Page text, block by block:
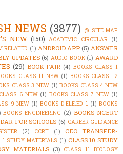
NEWS (3877) @ SITE MAP
NEW (150) ACADEMIC CIRCULAR (1)
RELATED (1) ANDROID APP (5) ANSWER
UPDATES (6) AUDIO BOOK (1) AWARD
(29) BOOK FAIR (4) BOOKS CLASS 1
CLASS 11 NEW (1) BOOKS CLASS 12
CLASS 3 NEW (1) BOOKS CLASS 4 NEW
6 NEW (1) BOOKS CLASS 7 NEW (1)
9 NEW (1) BOOKS D.ELE.ED 1 (1) BOOKS
BOOKS ENGINEERING (2) BOOKS NCERT
FOR SCHOOLS (6) CAREER GUIDANCE
(2) CCRT (1)
CEO TRANSFER-
1 STUDY MATERIALS (1) CLASS 10 STUDY
MATERIALS (3) CLASS 11 BIOLOGY